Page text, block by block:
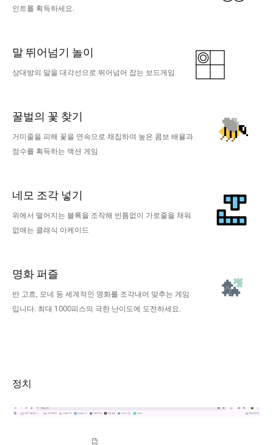
인트를 획득하세요.
말 뛰어넘기 놀이
상대방의 말을 대각선으로 뛰어넘어 잡는 보드게임
꿀벌의 꽃 찾기
거미줄을 피해 꽃을 연속으로 채집하여 높은 콤보 배율과
점수를 획득하는 액션 게임
네모 조각 넣기
위에서 떨어지는 블록을 조작해 빈틈없이 가로줄을 채워
없애는 클래식 아케이드
명화 퍼즐
반 고흐, 모네 등 세계적인 명화를 조각내어 맞추는 게임
입니다. 최대 1000피스의 극한 난이도에 도전하세요.
정치